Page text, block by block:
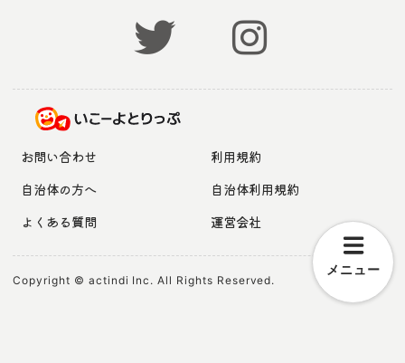
メニュー
お問い合わせ
利用規約
自治体の方へ
自治体利用規約
よくある質問
運営会社
Copyright © actindi Inc. All Rights Reserved.